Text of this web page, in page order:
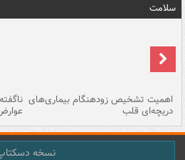
سلامت
اهمیت تشخیص زودهنگام بیماری‌های
دریچه‌ای قلب
نسخه